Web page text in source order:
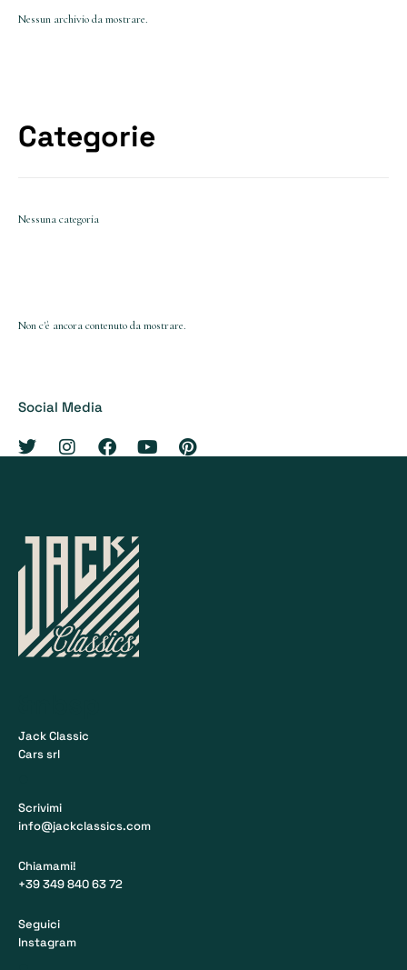
Nessun archivio da mostrare.
Categorie
Nessuna categoria
Non c'è ancora contenuto da mostrare.
Social Media
Jack Classic
Cars srl
Scrivimi
info@jackclassics.com
Chiamami!
+39 349 840 63 72
Seguici
Instagram